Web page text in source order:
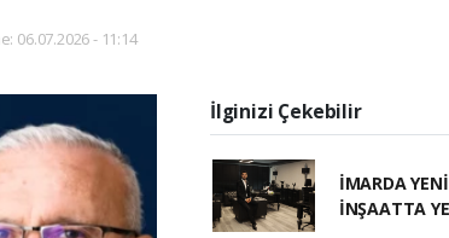
06.07.2026 - 11:14
İlginizi Çekebilir
İMARDA
İNŞAATTA